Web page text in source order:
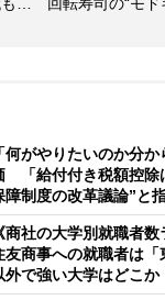
「何がやりたいのか分
「給付付き税額控除
障制度の改革議論”と
《商社の大学別就職者
友商事への就職者は
外で強い大学はどこか